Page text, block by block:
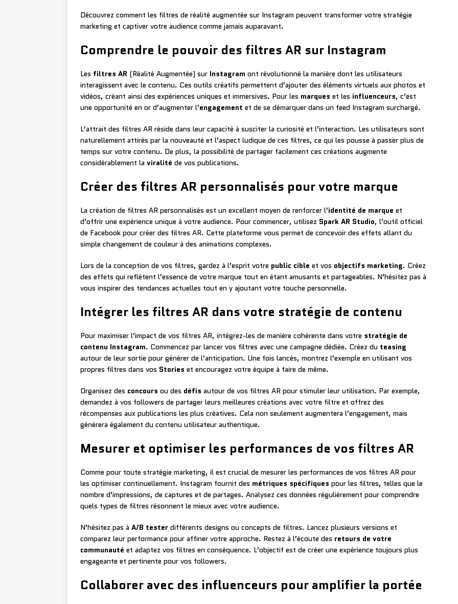
Découvrez comment les filtres de réalité augmentée sur Instagram peuvent transformer votre stratégie
marketing et captiver votre audience comme jamais auparavant.
Comprendre le pouvoir des filtres AR sur Instagram
Les filtres AR (Réalité Augmentée) sur Instagram ont révolutionné la manière dont les utilisateurs
interagissent avec le contenu. Ces outils créatifs permettent d’ajouter des éléments virtuels aux photos et
vidéos, créant ainsi des expériences uniques et immersives. Pour les marques et les influenceurs, c’est
une opportunité en or d’augmenter l’engagement et de se démarquer dans un feed Instagram surchargé.
L’attrait des filtres AR réside dans leur capacité à susciter la curiosité et l’interaction. Les utilisateurs sont
naturellement attirés par la nouveauté et l’aspect ludique de ces filtres, ce qui les pousse à passer plus de
temps sur votre contenu. De plus, la possibilité de partager facilement ces créations augmente
considérablement la viralité de vos publications.
Créer des filtres AR personnalisés pour votre marque
La création de filtres AR personnalisés est un excellent moyen de renforcer l’identité de marque et
d’offrir une expérience unique à votre audience. Pour commencer, utilisez Spark AR Studio, l’outil officiel
de Facebook pour créer des filtres AR. Cette plateforme vous permet de concevoir des effets allant du
simple changement de couleur à des animations complexes.
Lors de la conception de vos filtres, gardez à l’esprit votre public cible et vos objectifs marketing. Créez
des effets qui reflètent l’essence de votre marque tout en étant amusants et partageables. N’hésitez pas à
vous inspirer des tendances actuelles tout en y ajoutant votre touche personnelle.
Intégrer les filtres AR dans votre stratégie de contenu
Pour maximiser l’impact de vos filtres AR, intégrez-les de manière cohérente dans votre stratégie de
contenu Instagram. Commencez par lancer vos filtres avec une campagne dédiée. Créez du teasing
autour de leur sortie pour générer de l’anticipation. Une fois lancés, montrez l’exemple en utilisant vos
propres filtres dans vos Stories et encouragez votre équipe à faire de même.
Organisez des concours ou des défis autour de vos filtres AR pour stimuler leur utilisation. Par exemple,
demandez à vos followers de partager leurs meilleures créations avec votre filtre et offrez des
récompenses aux publications les plus créatives. Cela non seulement augmentera l’engagement, mais
générera également du contenu utilisateur authentique.
Mesurer et optimiser les performances de vos filtres AR
Comme pour toute stratégie marketing, il est crucial de mesurer les performances de vos filtres AR pour
les optimiser continuellement. Instagram fournit des métriques spécifiques pour les filtres, telles que le
nombre d’impressions, de captures et de partages. Analysez ces données régulièrement pour comprendre
quels types de filtres résonnent le mieux avec votre audience.
N’hésitez pas à A/B tester différents designs ou concepts de filtres. Lancez plusieurs versions et
comparez leur performance pour affiner votre approche. Restez à l’écoute des retours de votre
communauté et adaptez vos filtres en conséquence. L’objectif est de créer une expérience toujours plus
engageante et pertinente pour vos followers.
Collaborer avec des influenceurs pour amplifier la portée